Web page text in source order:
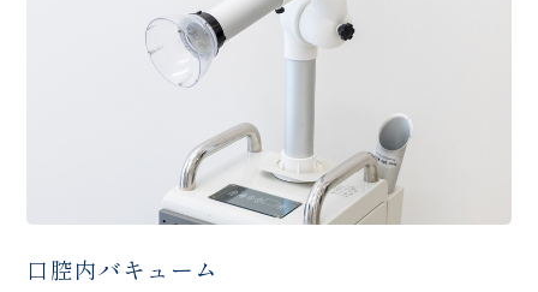
口腔内バキューム